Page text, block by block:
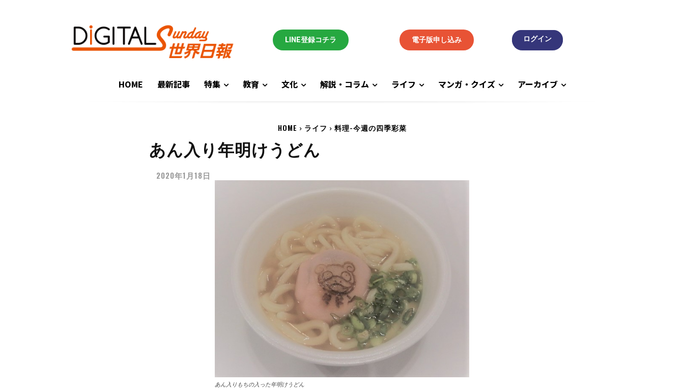
LINE登録コチラ 電子版申し込み
HOME 最新記事 特集 教育 文化 解説・コラム ライフ マンガ・クイズ アーカイブ
HOME ライフ 料理-今週の四季彩菜
あん入り年明けうどん
2020年1月18日
あん入りもちの入った年明けうどん